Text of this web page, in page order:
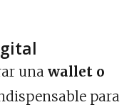
una wallet o
para